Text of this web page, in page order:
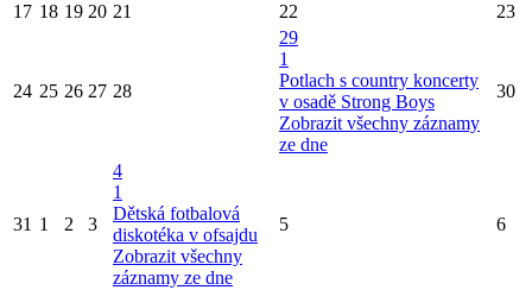
17 18 19 20 21 22 23
24 25 26 27 28
29
1
Potlach s country koncerty
v osadě Strong Boys
Zobrazit všechny záznamy
ze dne
30
31 1 2 3
4
1
Dětská fotbalová
diskotéka v ofsajdu
Zobrazit všechny
záznamy ze dne
5 6